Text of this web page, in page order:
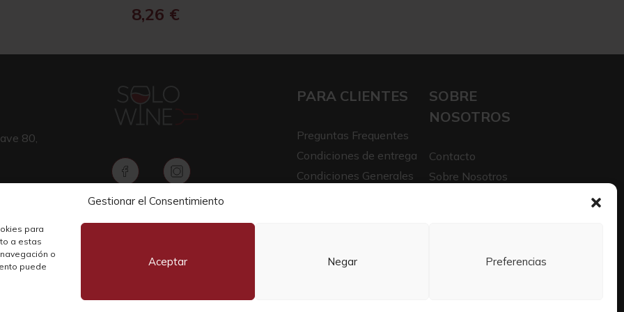
Gestionar el Consentimiento
para
a estas
o
puede
Aceptar Negar Preferencias
8,26 €
80,
PARA CLIENTES
Preguntas Frequentes
Condiciones de entrega
Condiciones Generales
SOBRE
NOSOTROS
Contacto
Sobre Nosotros